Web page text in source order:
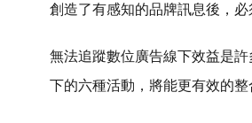
創造了有感知的品牌訊息後，
無法追蹤數位廣告線下效益是
下的六種活動，將能更有效的整